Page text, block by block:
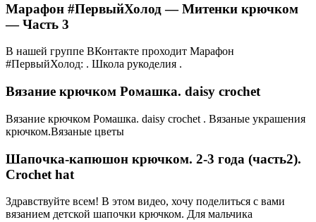
Марафон #ПервыйХолод — Митенки крючком
— Часть 3
В нашей группе ВКонтакте проходит Марафон
#ПервыйХолод: . Школа рукоделия .
Вязание крючком Ромашка. daisy crochet
Вязание крючком Ромашка. daisy crochet . Вязаные украшения
крючком.Вязаные цветы
Шапочка-капюшон крючком. 2-3 года (часть2).
Crochet hat
Здравствуйте всем! В этом видео, хочу поделиться с вами
вязанием детской шапочки крючком. Для мальчика